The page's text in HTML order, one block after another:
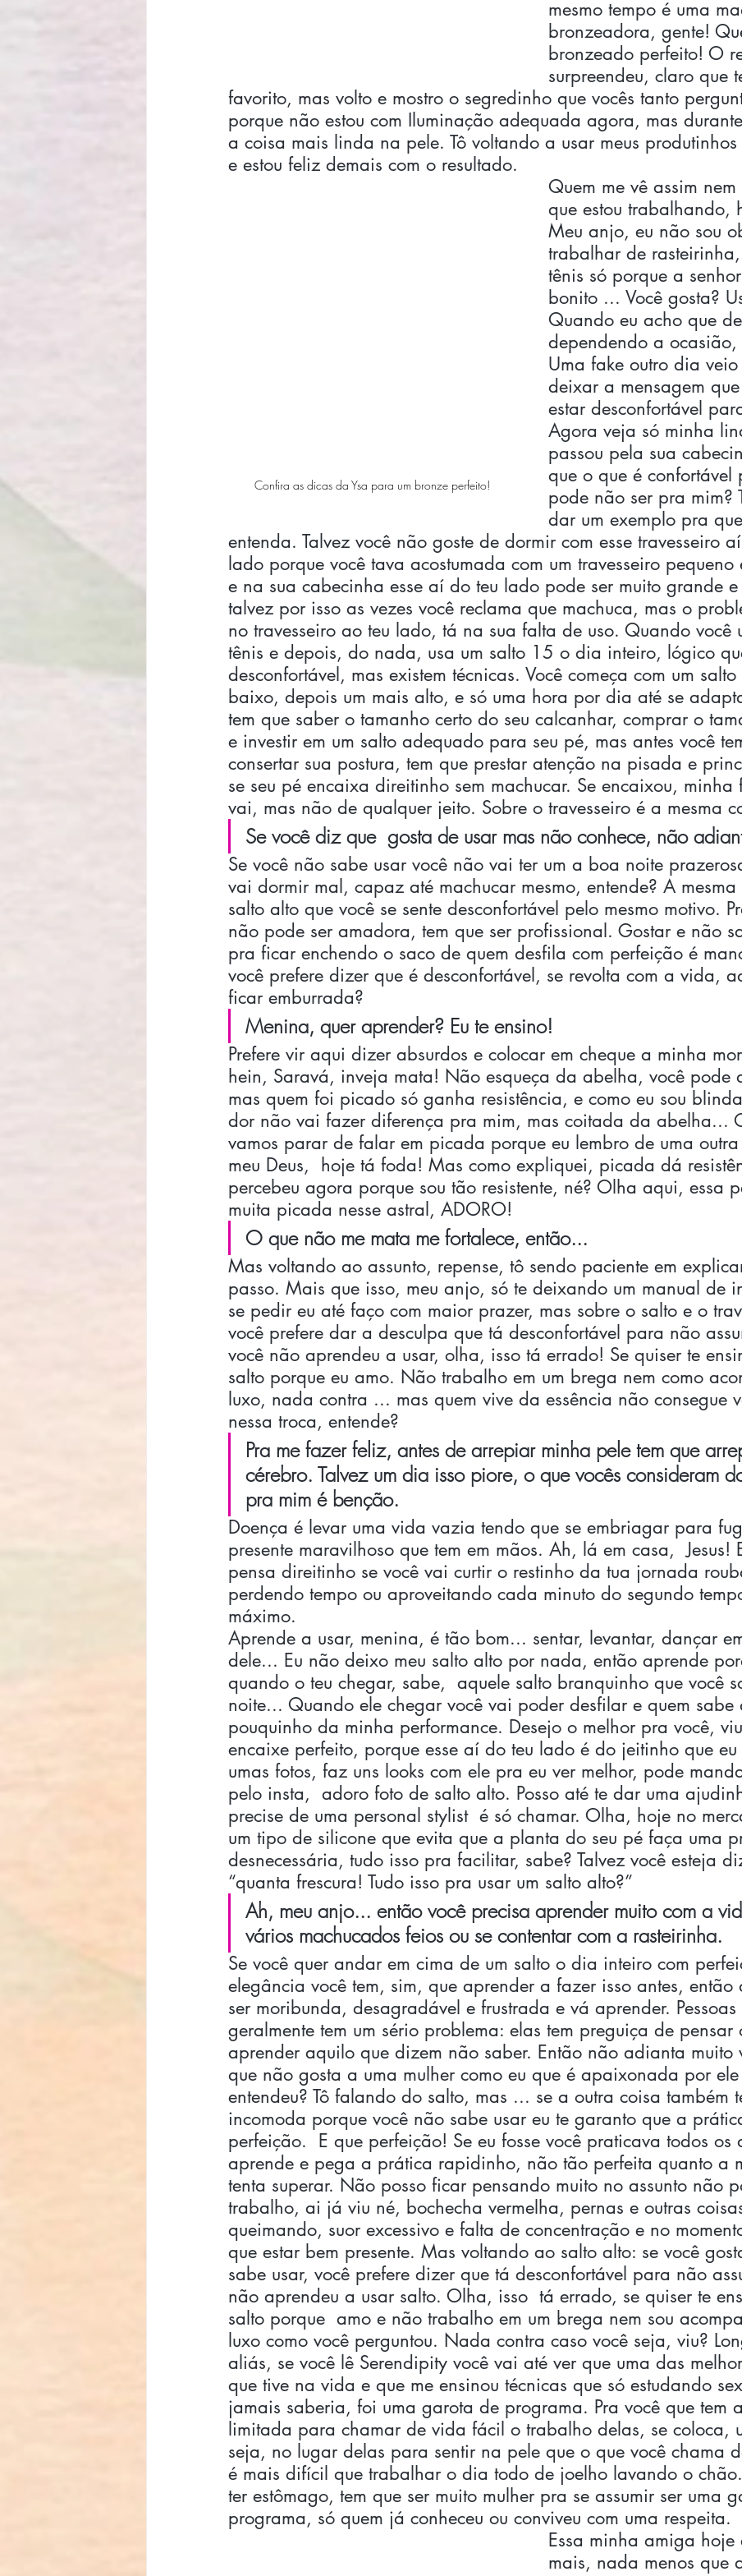
mesmo tempo é uma
bronzeadora, gente!
bronzeado perfeito! O
surpreendeu, claro que
favorito, mas volto e mostro o segredinho que vocês tanto
porque não estou com Iluminação adequada agora, mas
a coisa mais linda na pele. Tô voltando a usar meus produtinhos
e estou feliz demais com o resultado.
Confira as dicas da Ysa para um bronze perfeito!
Quem me vê assim
que estou trabalhando,
Meu anjo, eu não sou
trabalhar de
tênis só porque a
bonito ... Você gosta?
Quando eu acho que
dependendo a ocasião,
Uma fake outro dia
deixar a mensagem
estar desconfortável
Agora veja só minha
passou pela sua
que o que é confortável
pode não ser pra mim?
dar um exemplo pra
entenda. Talvez você não goste de dormir com esse travesseiro
lado porque você tava acostumada com um travesseiro pequeno
e na sua cabecinha esse aí do teu lado pode ser muito grande
talvez por isso as vezes você reclama que machuca, mas o
no travesseiro ao teu lado, tá na sua falta de uso. Quando você
tênis e depois, do nada, usa um salto 15 o dia inteiro, lógico
desconfortável, mas existem técnicas. Você começa com um salto
baixo, depois um mais alto, e só uma hora por dia até se
tem que saber o tamanho certo do seu calcanhar, comprar o
e investir em um salto adequado para seu pé, mas antes você
consertar sua postura, tem que prestar atenção na pisada e
se seu pé encaixa direitinho sem machucar. Se encaixou, minha
vai, mas não de qualquer jeito. Sobre o travesseiro é a mesma
Se você diz que  gosta de usar mas não conhece, não
Se você não sabe usar você não vai ter um a boa noite
vai dormir mal, capaz até machucar mesmo, entende? A
salto alto que você se sente desconfortável pelo mesmo motivo.
não pode ser amadora, tem que ser profissional. Gostar e não
pra ficar enchendo o saco de quem desfila com perfeição é
você prefere dizer que é desconfortável, se revolta com a vida,
ficar emburrada?
Menina, quer aprender? Eu te ensino!
Prefere vir aqui dizer absurdos e colocar em cheque a minha
hein, Saravá, inveja mata! Não esqueça da abelha, você pode
mas quem foi picado só ganha resistência, e como eu sou
dor não vai fazer diferença pra mim, mas coitada da abelha...
vamos parar de falar em picada porque eu lembro de uma
meu Deus,  hoje tá foda! Mas como expliquei, picada dá
percebeu agora porque sou tão resistente, né? Olha aqui, essa
muita picada nesse astral, ADORO!
O que não me mata me fortalece, então...
Mas voltando ao assunto, repense, tô sendo paciente em
passo. Mais que isso, meu anjo, só te deixando um manual de
se pedir eu até faço com maior prazer, mas sobre o salto e o
você prefere dar a desculpa que tá desconfortável para não
você não aprendeu a usar, olha, isso tá errado! Se quiser te
salto porque eu amo. Não trabalho em um brega nem como
luxo, nada contra ... mas quem vive da essência não consegue
nessa troca, entende?
Pra me fazer feliz, antes de arrepiar minha pele tem que
cérebro. Talvez um dia isso piore, o que vocês consideram
pra mim é benção.
Doença é levar uma vida vazia tendo que se embriagar para
presente maravilhoso que tem em mãos. Ah, lá em casa,  Jesus!
pensa direitinho se você vai curtir o restinho da tua jornada
perdendo tempo ou aproveitando cada minuto do segundo
máximo.
Aprende a usar, menina, é tão bom... sentar, levantar, dançar
dele... Eu não deixo meu salto alto por nada, então aprende
quando o teu chegar, sabe,  aquele salto branquinho que você
noite... Quando ele chegar você vai poder desfilar e quem sabe
pouquinho da minha performance. Desejo o melhor pra você,
encaixe perfeito, porque esse aí do teu lado é do jeitinho que eu
umas fotos, faz uns looks com ele pra eu ver melhor, pode
pelo insta,  adoro foto de salto alto. Posso até te dar uma
precise de uma personal stylist  é só chamar. Olha, hoje no
um tipo de silicone que evita que a planta do seu pé faça uma
desnecessária, tudo isso pra facilitar, sabe? Talvez você esteja
“quanta frescura! Tudo isso pra usar um salto alto?”
Ah, meu anjo... então você precisa aprender muito com a
vários machucados feios ou se contentar com a rasteirinha.
Se você quer andar em cima de um salto o dia inteiro com
elegância você tem, sim, que aprender a fazer isso antes, então
ser moribunda, desagradável e frustrada e vá aprender.
geralmente tem um sério problema: elas tem preguiça de pensar
aprender aquilo que dizem não saber. Então não adianta muito
que não gosta a uma mulher como eu que é apaixonada por
entendeu? Tô falando do salto, mas ... se a outra coisa também
incomoda porque você não sabe usar eu te garanto que a
perfeição.  E que perfeição! Se eu fosse você praticava todos os
aprende e pega a prática rapidinho, não tão perfeita quanto a
tenta superar. Não posso ficar pensando muito no assunto não
trabalho, ai já viu né, bochecha vermelha, pernas e outras
queimando, suor excessivo e falta de concentração e no
que estar bem presente. Mas voltando ao salto alto: se você
sabe usar, você prefere dizer que tá desconfortável para não
não aprendeu a usar salto. Olha, isso  tá errado, se quiser te
salto porque  amo e não trabalho em um brega nem sou
luxo como você perguntou. Nada contra caso você seja, viu?
aliás, se você lê Serendipity você vai até ver que uma das
que tive na vida e que me ensinou técnicas que só estudando
jamais saberia, foi uma garota de programa. Pra você que tem
limitada para chamar de vida fácil o trabalho delas, se coloca,
seja, no lugar delas para sentir na pele que o que você chama
é mais difícil que trabalhar o dia todo de joelho lavando o chão.
ter estômago, tem que ser muito mulher pra se assumir ser uma
programa, só quem já conheceu ou conviveu com uma respeita.
Essa minha amiga hoje
mais, nada menos que